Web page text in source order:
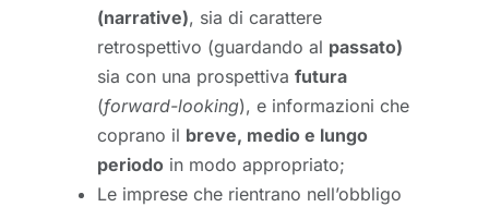
(narrative), sia di carattere
retrospettivo (guardando al passato)
sia con una prospettiva futura
(forward-looking), e informazioni che
coprano il breve, medio e lungo
periodo in modo appropriato;
Le imprese che rientrano nell’obbligo